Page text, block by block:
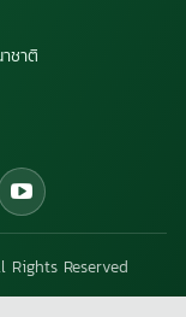
ชาติ
Reserved